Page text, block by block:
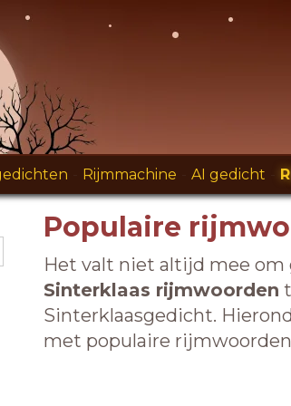
Rijmmachine AI gedicht
Populaire
Het valt niet altijd mee om
Sinterklaas rijmwoorden
Sinterklaasgedicht.
met populaire